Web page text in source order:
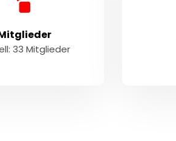
33 Mitglieder